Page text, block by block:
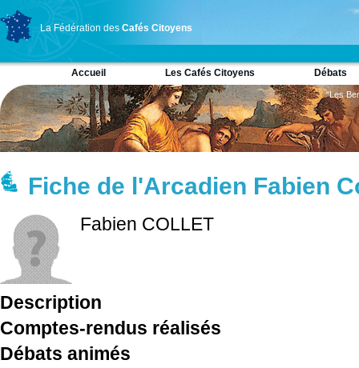
La Fédération des Cafés Citoyens
Accueil Les Cafés Citoyens Débats
“Les
Fiche de l'Arcadien Fabien
Fabien COLLET
Description
Comptes-rendus réalisés
Débats animés